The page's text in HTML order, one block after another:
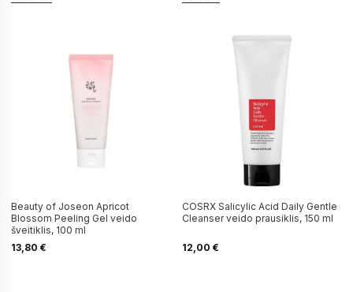
Beauty of Joseon Apricot
Blossom Peeling Gel veido
šveitiklis, 100 ml
13,80 €
COSRX Salicylic Acid Daily Gentle
Cleanser veido prausiklis, 150 ml
12,00 €